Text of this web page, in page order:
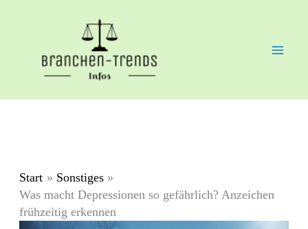
Start
Sonstiges
Was macht Depressionen so gefährlich? Anzeichen
frühzeitig erkennen